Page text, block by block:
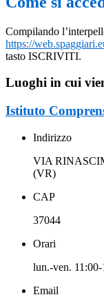
Compilando
https://
tasto ISCRIVITI.
Luoghi in cui
Istituto
Indirizzo
VIA
(VR)
CAP
37044
Orari
lun.-ven.
Email